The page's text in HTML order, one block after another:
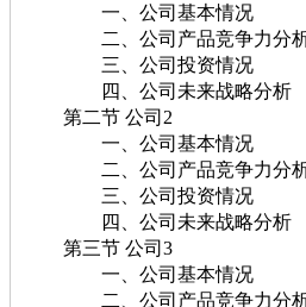
一、公司基本情况
二、公司产品竞争力分
三、公司投资情况
四、公司未来战略分析
第二节 公司2
一、公司基本情况
二、公司产品竞争力分
三、公司投资情况
四、公司未来战略分析
第三节 公司3
一、公司基本情况
二、公司产品竞争力分